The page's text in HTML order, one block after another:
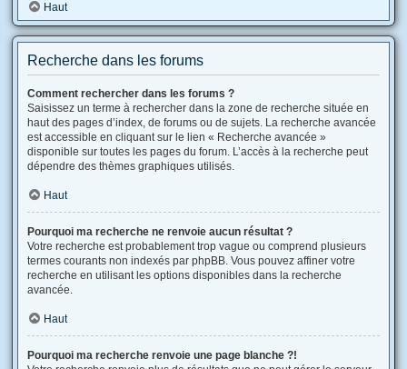
Haut
Recherche dans les forums
Comment rechercher dans les forums ?
Saisissez un terme à rechercher dans la zone de recherche située en
haut des pages d’index, de forums ou de sujets. La recherche avancée
est accessible en cliquant sur le lien « Recherche avancée »
disponible sur toutes les pages du forum. L’accès à la recherche peut
dépendre des thèmes graphiques utilisés.
Haut
Pourquoi ma recherche ne renvoie aucun résultat ?
Votre recherche est probablement trop vague ou comprend plusieurs
termes courants non indexés par phpBB. Vous pouvez affiner votre
recherche en utilisant les options disponibles dans la recherche
avancée.
Haut
Pourquoi ma recherche renvoie une page blanche ?!